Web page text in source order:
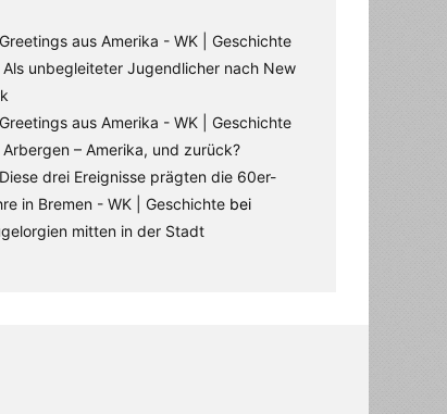
Greetings aus Amerika - WK | Geschichte
Als unbegleiteter Jugendlicher nach New
Greetings aus Amerika - WK | Geschichte
Arbergen – Amerika, und zurück?
Diese drei Ereignisse prägten die 60er-
in Bremen - WK | Geschichte bei
mitten in der Stadt